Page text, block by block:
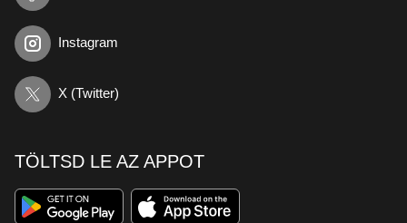
Instagram
X (Twitter)
TÖLTSD LE AZ APPOT